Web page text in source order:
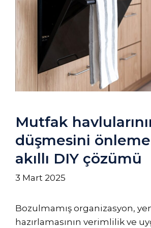
Mutfak
düşmesini
akıllı DIY çözümü
3 Mart 2025
Bozulmamış organizasyon,
hazırlamasının verimlilik ve